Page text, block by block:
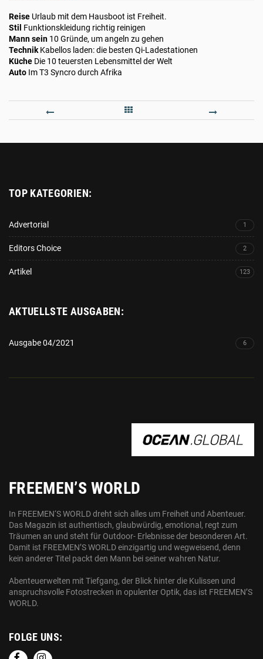
Reise Urlaub mit dem Hausboot ist Freiheit.
Stil Funktionskleidung richtig reinigen
Mannsein 10 Gründe, um angeln zu gehen
Technik Kabellos laden: die besten Qi-Ladestationen
Küche Die 10 teuersten Lebensmittel der Welt
Auto Im T3 Syncro durch Afrika
3/2022
HOCH
NEUE
TOP KATEGORIEN:
Advertorial 1
Editors Choice 2
Artikel 123
AKTUELLSTE AUSGABEN:
Ausgabe 04/2021 6
FREEMEN’S WORLD
In FREEMEN‘S WORLD dreht sich alles um Freiheit und Abenteuer.
Das Magazin ist authentisch, glaubwürdig, emotional, regt zum
Träumen an und steht für Outdoor- Erlebnisse der besonderen Art.
Damit ist FREEMEN’S WORLD einzigartig und wegweisend, denn
kein anderer Titel packt den Mann bei seiner wahren Natur.
Abenteuerwelten mit Tiefgang, der Blick hinter die Kulissen und
anspruchsvolle Fotostrecken in opulenter Optik, das ist FREEMEN’S
WORLD.
FOLGE UNS: